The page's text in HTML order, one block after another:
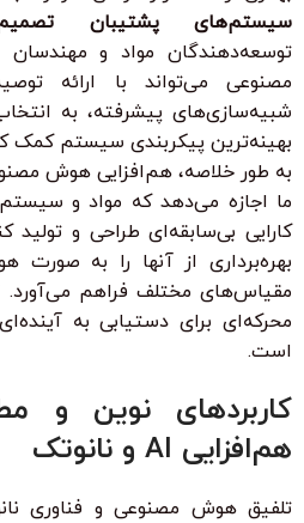
سیستم‌های پشتیبان
توسعه‌دهندگان مواد و
مصنوعی می‌تواند با ارائه
شبیه‌سازی‌های پیشرفته، به
بهینه‌ترین پیکربندی سیستم کمک
به طور خلاصه، هم‌افزایی هوش
ما اجازه می‌دهد که مواد و
کارایی بی‌سابقه‌ای طراحی و تولید
بهره‌برداری از آنها را به صورت
مقیاس‌های مختلف فراهم می‌آورد.
محرکه‌ای برای دستیابی به
است.
کاربردهای نوین و
هم‌افزایی AI و نانوتک
تلفیق هوش مصنوعی و فناوری